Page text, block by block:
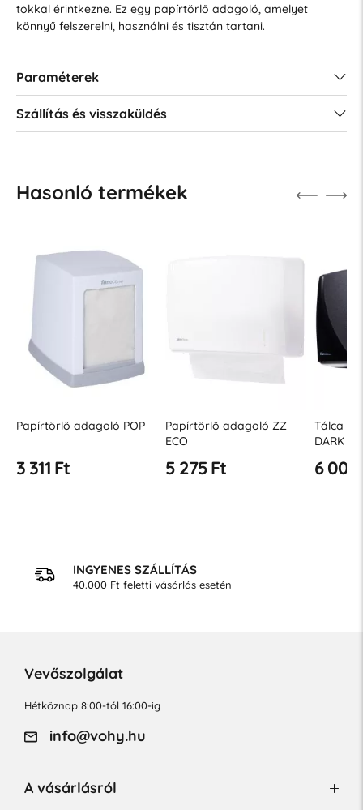
tokkal érintkezne. Ez egy papírtörlő adagoló, amelyet
könnyű felszerelni, használni és tisztán tartani.
Paraméterek
Szállítás és visszaküldés
Hasonló termékek
POP
Papírtörlő adagoló ZZ
5 275 Ft
Tálca papírtörlőhöz ZZ
6 000 Ft
INGYENES SZÁLLÍTÁS
40.000 Ft feletti vásárlás esetén
Vevőszolgálat
Hétköznap 8:00-tól 16:00-ig
info@vohy.hu
A vásárlásról